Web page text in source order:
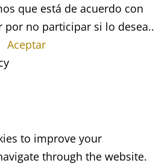
que está de acuerdo con
por no participar si lo desea..
Aceptar
to improve your
through the website.